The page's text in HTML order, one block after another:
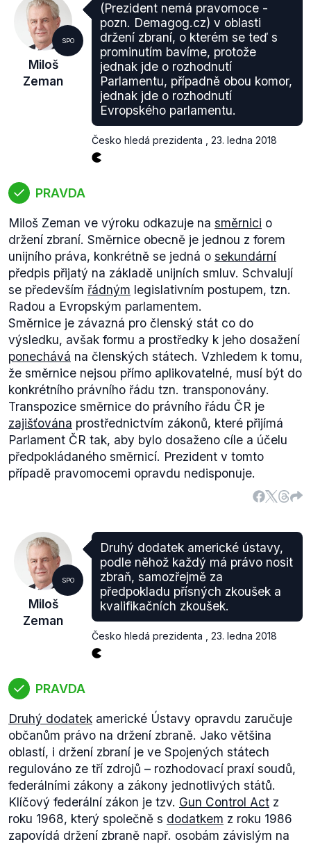
SPO
Miloš
Zeman
(Prezident nemá pravomoce -
pozn. Demagog.cz) v oblasti
držení zbraní, o kterém se teď s
prominutím bavíme, protože
jednak jde o rozhodnutí
Parlamentu, případně obou komor,
jednak jde o rozhodnutí
Evropského parlamentu.
Česko hledá prezidenta 23. ledna 2018
PRAVDA
Miloš Zeman ve výroku odkazuje na směrnici o
držení zbraní. Směrnice obecně je jednou z forem
unijního práva, konkrétně se jedná o sekundární
předpis přijatý na základě unijních smluv. Schvalují
se především řádným legislativním postupem, tzn.
Radou a Evropským parlamentem.
Směrnice je závazná pro členský stát co do
výsledku, avšak formu a prostředky k jeho dosažení
ponechává na členských státech. Vzhledem k tomu,
že směrnice nejsou přímo aplikovatelné, musí být do
konkrétního právního řádu tzn. transponovány.
Transpozice směrnice do právního řádu ČR je
zajišťována prostřednictvím zákonů, které přijímá
Parlament ČR tak, aby bylo dosaženo cíle a účelu
předpokládaného směrnicí. Prezident v tomto
případě pravomocemi opravdu nedisponuje.
SPO
Miloš
Zeman
Druhý dodatek americké ústavy,
podle něhož každý má právo nosit
zbraň, samozřejmě za
předpokladu přísných zkoušek a
kvalifikačních zkoušek.
Česko hledá prezidenta 23. ledna 2018
PRAVDA
Druhý dodatek americké Ústavy opravdu zaručuje
občanům právo na držení zbraně. Jako většina
oblastí, i držení zbraní je ve Spojených státech
regulováno ze tří zdrojů – rozhodovací praxí soudů,
federálními zákony a zákony jednotlivých států.
Klíčový federální zákon je tzv. Gun Control Act z
roku 1968, který společně s dodatkem z roku 1986
zapovídá držení zbraně např. osobám závislým na